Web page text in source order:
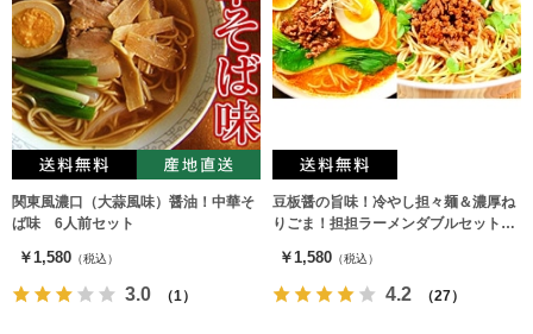
関東風濃口（大蒜風味）醤油！中華そ
ば味 6人前セット
￥1,580 （税込）
3.0 （1）
豆板醤の旨味！冷やし担々麺＆濃厚ね
りごま！担担ラーメンダブルセット
￥1,580 （税込）
4.2 （27）